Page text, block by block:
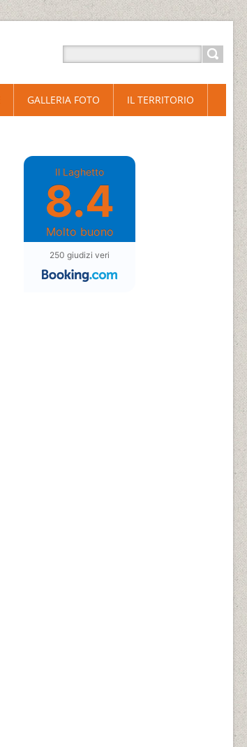
Il Laghetto
8.4
Molto buono
250 giudizi veri
GALLERIA FOTO IL TERRITORIO